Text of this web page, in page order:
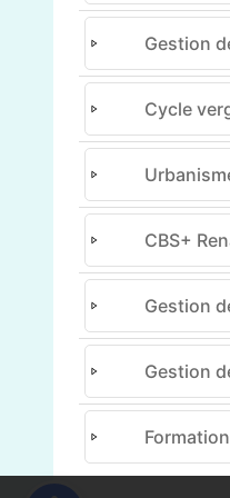
Gestion
Cycle
CBS+
Gestion
Gestion